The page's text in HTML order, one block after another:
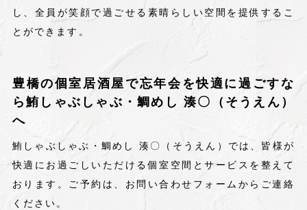
し、全員が笑顔で過ごせる素晴らしい空間を提供するこ
とができます。
豊橋の個室居酒屋で忘年会を快適に過ごすな
ら鮪しゃぶしゃぶ・鯛めし 湊〇（そうえん）
へ
鮪しゃぶしゃぶ・鯛めし 湊〇（そうえん）では、皆様が
快適にお過ごしいただける個室空間とサービスを整えて
おります。ご予約は、お問い合わせフォームからご連絡
ください。